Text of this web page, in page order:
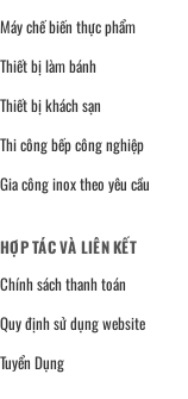
Máy chế biến thực phẩm
Thiết bị làm bánh
Thiết bị khách sạn
Thi công bếp công nghiệp
Gia công inox theo yêu cầu
HỢP TÁC VÀ LIÊN KẾT
Chính sách thanh toán
Quy định sử dụng website
Tuyển Dụng